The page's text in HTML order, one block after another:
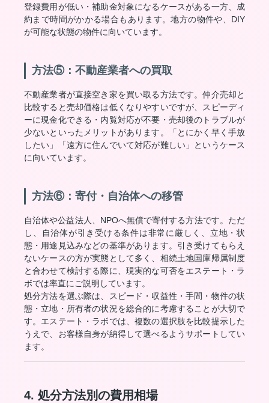
登録費用が低い・補助金対象になるケースがある一方、成
約まで時間がかかる場合もあります。地方の物件や、DIY
が可能な状態の物件に向いています。
方法⑤：不動産業者への買取
不動産業者が直接空き家を買い取る方法です。仲介売却と
比較すると売却価格は低くなりやすいですが、スピーディ
ーに現金化できる・内覧対応が不要・売却後のトラブルが
少ないといったメリットがあります。「とにかく早く手放
したい」「遠方に住んでいて対応が難しい」というケース
に向いています。
方法⑥：寄付・自治体への移管
自治体や公益法人、NPOへ無償で寄付する方法です。ただ
し、自治体が引き受ける条件は非常に厳しく、立地・状
態・用途見込みなどの基準があります。引き受けてもらえ
ないケースの方が実態として多く、相続土地国庫帰属制度
と合わせて検討する際に、現実的な可否をエステート・ラ
ボでは率直にご説明しています。
処分方法を選ぶ際は、スピード・収益性・手間・物件の状
態・立地・所有者の状況を総合的に考慮することが大切で
す。エステート・ラボでは、複数の選択肢を比較提示した
うえで、お客様自身が納得して選べるようサポートしてい
ます。
4. 処分方法別の費用相場